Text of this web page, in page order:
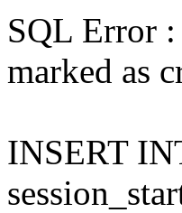
SQL Error :
marked as
INSERT